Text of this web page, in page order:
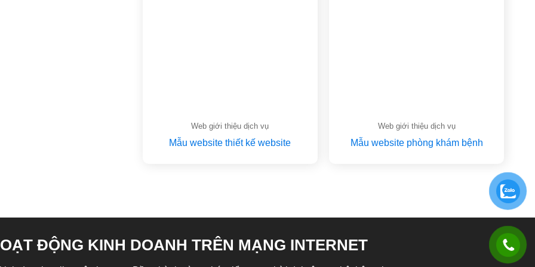
Web giới thiệu dịch vụ
Mẫu website thiết kế website
Web giới thiệu dịch vụ
Mẫu website phòng khám bệnh
ĐỘNG KINH DOANH TRÊN MẠNG INTERNET